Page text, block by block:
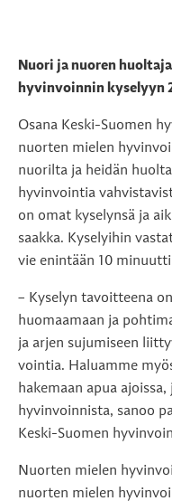
Nuori ja nuoren
hyvinvoinnin kyselyyn
Osana Keski-Suomen
nuorten mielen
nuorilta ja heidän
hyvinvointia
on omat kyselynsä ja
saakka. Kyselyihin
vie enintään 10
– Kyselyn tavoitteena
huomaamaan ja
ja arjen sujumiseen
vointia. Haluamme
hakemaan apua
hyvinvoinnista, sanoo
Keski-Suomen
Nuorten mielen
nuorten mielen